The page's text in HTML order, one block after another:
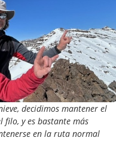
decidimos mantener el
filo, y es bastante más
en la ruta normal